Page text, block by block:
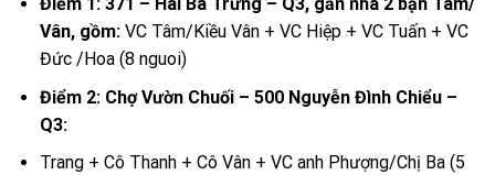
Vân, gồm:VC Tâm/Kiều Vân + VC Hiệp + VC Tuấn + VC
Đức /Hoa (8 nguoi)
Điểm 2: Chợ Vườn Chuối – 500 Nguyễn Đình Chiểu –
Q3:
Trang + Cô Thanh + Cô Vân + VC anh Phượng/Chị Ba (5